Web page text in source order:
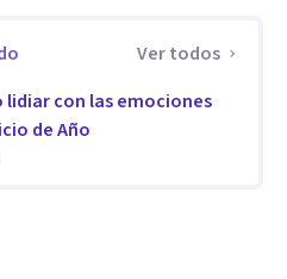
un equipo de psicólogos con
a personas en momentos de
crisis emocionales.
crisis personales,
Ver todos
lidiar con las emociones
de Año